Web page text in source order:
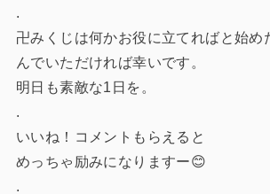
.
卍みくじは何かお役に立てればと始め
んでいただければ幸いです。
明日も素敵な1日を。
.
いいね！コメントもらえると
めっちゃ励みになりますー😊
.